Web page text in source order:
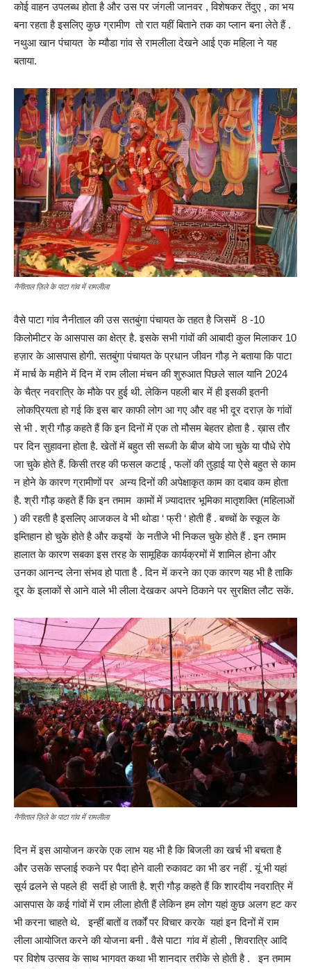
कोई वाहन उपलब्ध होता है और उस पर जंगली जानवर , विशेषकर तेंदुए , का भय
बना रहता है इसलिए कुछ ग्रामीण तो रात यहीं बिताने तक का प्लान बना लेते हैं .
नथुआ खान पंचायत के म्यौडा गांव से रामलीला देखने आई एक महिला ने यह
बताया.
नैनीताल ज़िले के पाटा गांव में रामलीला
वैसे पाटा गांव नैनीताल की उस सतबुंगा पंचायत के तहत है जिसमें 8 -10
किलोमीटर के आसपास का क्षेत्र है. इसके सभी गांवों की आबादी कुल मिलाकर 10
हज़ार के आसपास होगी. सतबुंगा पंचायत के प्रधान जीवन गौड़ ने बताया कि पाटा
में मार्च के महीने में दिन में राम लीला मंचन की शुरुआत पिछले साल यानि 2024
के चैत्र नवरात्रि के मौके पर हुई थी. लेकिन पहली बार में ही इसकी इतनी
लोकप्रियता हो गई कि इस बार काफी लोग आ गए और वह भी दूर दराज़ के गांवों
से भी . श्री गौड़ कहते हैं कि इन दिनों में एक तो मौसम बेहतर होता है . ख़ास तौर
पर दिन सुहावना होता है. खेतों में बहुत सी सब्जी के बीज बोये जा चुके या पौधे रोपे
जा चुके होते हैं. किसी तरह की फसल कटाई , फलों की तुड़ाई या ऐसे बहुत से काम
न होने के कारण ग्रामीणों पर अन्य दिनों की अपेक्षाकृत काम का दबाव कम होता
है. श्री गौड़ कहते हैं कि इन तमाम कामों में ज़्यादातर भूमिका मातृशक्ति (महिलाओं
) की रहती है इसलिए आजकल वे भी थोडा ‘ फ्री ‘ होती हैं . बच्चों के स्कूल के
इम्तिहान हो चुके होते है और कइयों के नतीजे भी निकल चुके होते हैं . इन तमाम
हालात के कारण सबका इस तरह के सामूहिक कार्यक्रमों में शामिल होना और
उनका आनन्द लेना संभव हो पाता है . दिन में करने का एक कारण यह भी है ताकि
दूर के इलाकों से आने वाले भी लीला देखकर अपने ठिकाने पर सुरक्षित लौट सकें.
नैनीताल ज़िले के पाटा गांव में रामलीला
दिन में इस आयोजन करके एक लाभ यह भी है कि बिजली का खर्च भी बचता है
और उसके सप्लाई रुकने पर पैदा होने वाली रुकावट का भी डर नहीं . यूं भी यहां
सूर्य ढलने से पहले ही सर्दी हो जाती है. श्री गौड़ कहते हैं कि शारदीय नवरात्रि में
आसपास के कई गांवों में राम लीला होती हैं लेकिन हम लोग यहां कुछ अलग हट कर
भी करना चाहते थे. इन्हीं बातों व तर्कों पर विचार करके यहां इन दिनों में राम
लीला आयोजित करने की योजना बनी . वैसे पाटा गांव में होली , शिवरात्रि आदि
पर विशेष उत्सव के साथ भागवत कथा भी शानदार तरीके से होती है . इन तमाम